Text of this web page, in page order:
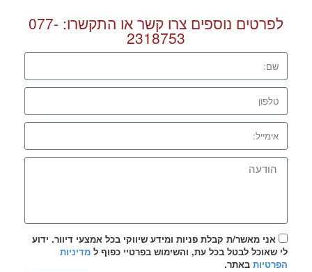
לפרטים נוספים צרו קשר או התקשרו: 077-
2318753
אני מאשר/ת קבלת פניות ומידע שיווקי בכל אמצעי דיוור. ידוע
לי שאוכל לבטל בכל עת, והשימוש בפרטיי כפוף ל מדיניות
הפרטיות באתר.